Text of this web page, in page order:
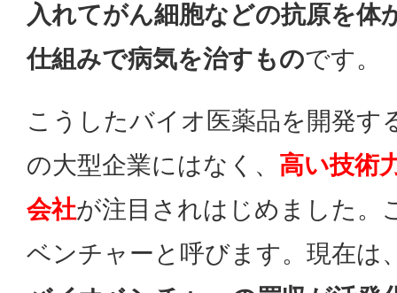
入れてがん細胞などの抗原を体
仕組みで病気を治すものです。
こうしたバイオ医薬品を開発す
の大型企業にはなく、 高い技術
会社が注目されはじめました。
ベンチャーと呼びます。現在は